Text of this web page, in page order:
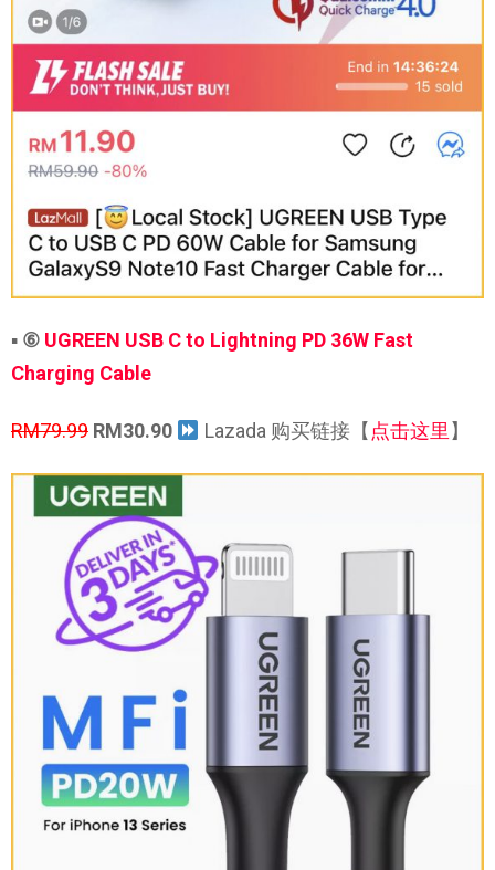
▪ ⑥ UGREEN USB C to Lightning PD 36W Fast
Charging Cable
RM79.99 RM30.90 Lazada 购买链接【 点击这里 】